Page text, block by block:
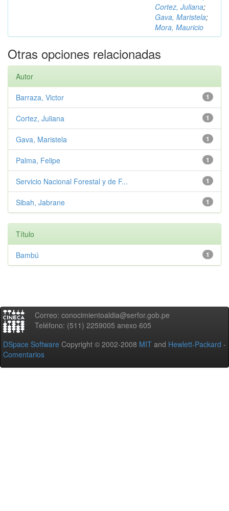
Cortez, Juliana;
Gava, Maristela;
Mora, Mauricio
Otras opciones relacionadas
Autor
1
Barraza, Victor
1
Cortez, Juliana
1
Gava, Maristela
1
Palma, Felipe
1
Servicio Nacional Forestal y de F...
1
Sibah, Jabrane
Título
1
Bambú
Correo: conocimientoaldia@serfor.gob.pe
Teléfono: (511) 2259005 anexo 605
DSpace Software Copyright © 2002-2008 MIT and Hewlett-Packard -
Comentarios